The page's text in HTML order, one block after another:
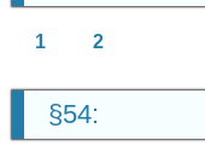
1 2
§54: